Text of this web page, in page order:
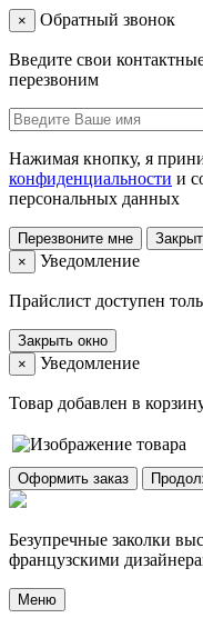
× Обратный звонок
Введите свои
перезвоним
Нажимая кнопку, я
конфиденциальности и
персональных данных
Перезвоните мне
×
Уведомление
Прайслист доступен
Закрыть окно
×
Уведомление
Товар добавлен в
Оформить заказ
Безупречные заколки
французскими
Меню